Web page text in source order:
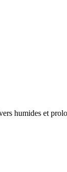
humides et